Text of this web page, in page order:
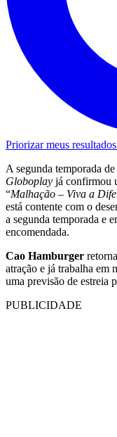
Priorizar meus
A segunda temporada de
Globoplay já confirmou
“Malhação – Viva a
está contente com o
a segunda temporada e
encomendada.
Cao Hamburger
atração e já trabalha em
uma previsão de estreia
PUBLICIDADE